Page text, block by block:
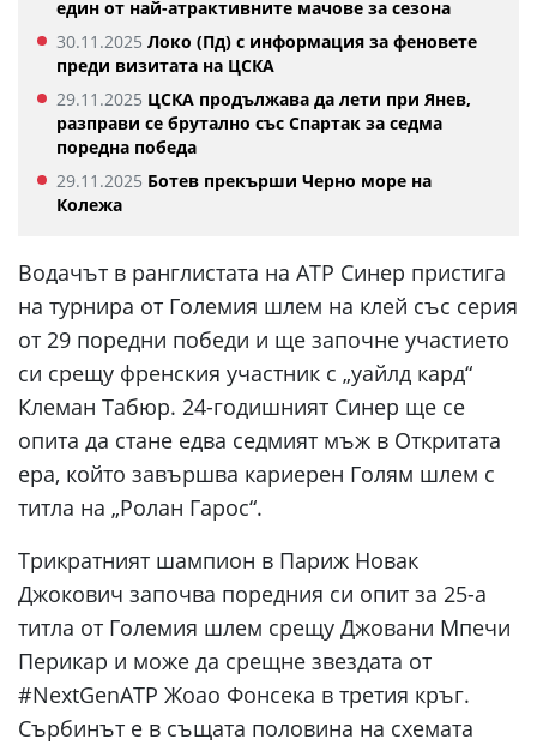
един от най-атрактивните мачове за сезона
30.11.2025 Локо (Пд) с информация за феновете
преди визитата на ЦСКА
29.11.2025 ЦСКА продължава да лети при Янев,
разправи се брутално със Спартак за седма
поредна победа
29.11.2025 Ботев прекърши Черно море на
Колежа
Водачът в ранглистата на ATP Синер пристига
на турнира от Големия шлем на клей със серия
от 29 поредни победи и ще започне участието
си срещу френския участник с „уайлд кард“
Клеман Табюр. 24-годишният Синер ще се
опита да стане едва седмият мъж в Откритата
ера, който завършва кариерен Голям шлем с
титла на „Ролан Гарос“.
Трикратният шампион в Париж Новак
Джокович започва поредния си опит за 25-а
титла от Големия шлем срещу Джовани Мпечи
Перикар и може да срещне звездата от
#NextGenATP Жоао Фонсека в третия кръг.
Сърбинът е в същата половина на схемата